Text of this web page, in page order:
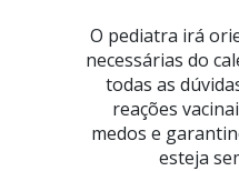
O pediatra irá
necessárias do
todas as
reações
medos e
esteja